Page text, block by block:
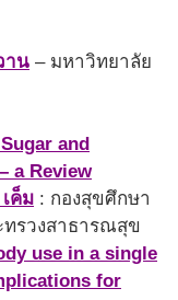
าน – มหาวิทยาลัย
and
a Review
ค็ม : กองสุขศึกษา
รวงสาธารณสุข
use in a single
for